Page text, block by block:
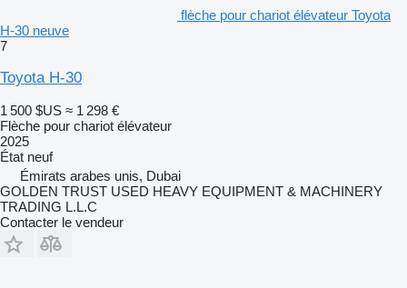
flèche pour chariot élévateur Toyota
H-30 neuve
7
Toyota H-30
1 500 $US ≈ 1 298 €
Flèche pour chariot élévateur
2025
État neuf
Émirats arabes unis, Dubai
GOLDEN TRUST USED HEAVY EQUIPMENT & MACHINERY
TRADING L.L.C
Contacter le vendeur